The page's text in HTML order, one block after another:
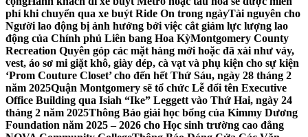
phí khi chuyển qua xe buýt Ride On trong ngàyTài nguyên cho
Người lao động bị ảnh hưởng bởi việc cắt giảm lực lượng lao
động của Chính phủ Liên bang Hoa KỳMontgomery County
Recreation Quyên góp các mặt hàng mới hoặc đã xài như váy,
vest, áo sơ mi giặt khô, giày dép, cà vạt và phụ kiện cho sự kiện
‘Prom Couture Closet’ cho đến hết Thứ Sáu, ngày 28 tháng 2
năm 2025Quận Montgomery sẽ tổ chức Lễ đổi tên Executive
Office Building qua Isiah “Ike” Leggett vào Thứ Hai, ngày 24
tháng 2 năm 2025Thông Báo giải học bổng của Kimmy Dương
Foundation năm 2025 – 2026 cho Học sinh trường cao đẳng